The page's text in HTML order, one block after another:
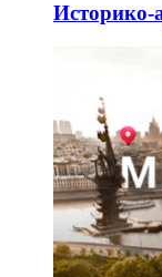
Историко-